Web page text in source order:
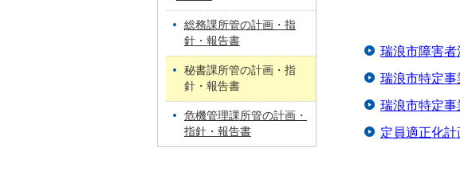
瑞浪市障害
瑞浪市特定
瑞浪市特定
定員適正化計
総務課所管の計画・指
針・報告書
秘書課所管の計画・指
針・報告書
危機管理課所管の計画・
指針・報告書